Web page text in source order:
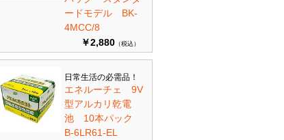
ードモデル BK-
4MCC/8
￥2,880 （税込）
日常生活の必需品！
エネルーチェ 9V
型アルカリ乾電
池 10本パック
B-6LR61-EL